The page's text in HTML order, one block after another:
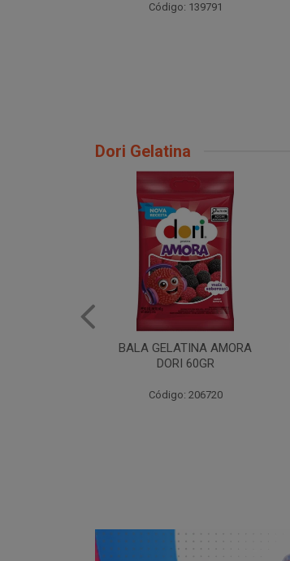
Código: 139791
Dori Gelatina
BALA GELATINA AMORA
DORI 60GR
Código: 206720